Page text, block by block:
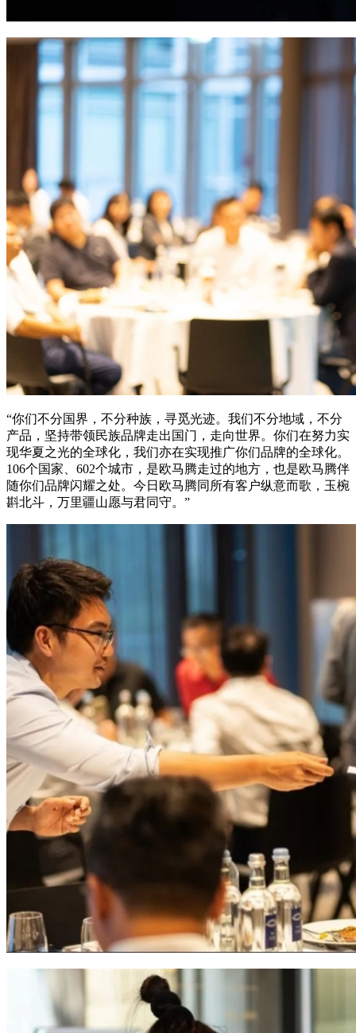
“你们不分国界，不分种族，寻觅光迹。我们不分地域，不分
产品，坚持带领民族品牌走出国门，走向世界。你们在努力实
现华夏之光的全球化，我们亦在实现推广你们品牌的全球化。
106个国家、602个城市，是欧马腾走过的地方，也是欧马腾伴
随你们品牌闪耀之处。今日欧马腾同所有客户纵意而歌，玉椀
斟北斗，万里疆山愿与君同守。”